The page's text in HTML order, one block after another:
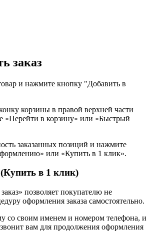
заказ
и нажмите кнопку "Добавить в
корзины в правой верхней части
«Перейти в корзину» или «Быстрый
заказанных позиций и нажмите
или «Купить в 1 клик».
в 1 клик)
позволяет покупателю не
оформления заказа самостоятельно.
со своим именем и номером телефона, и
вам для продолжения оформления